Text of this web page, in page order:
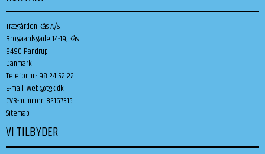
Trægården Kås A/S
Brogaardsgade 14-19, Kås
9490 Pandrup
Danmark
Telefonnr.: 98 24 52 22
E-mail:web@tgk.dk
CVR-nummer: 82167315
Sitemap
VI TILBYDER